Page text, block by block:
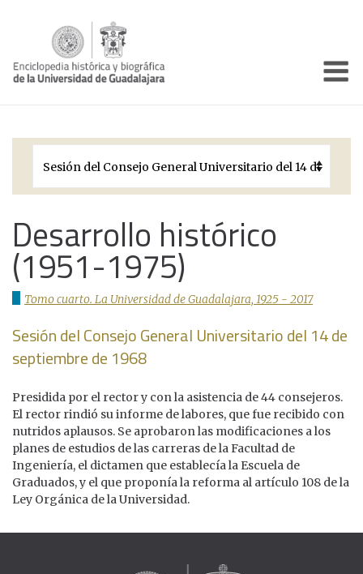
Períodos Históricos
Galería
Documentos institucionales
Desarrollo histórico
(1951-1975)
Tomo cuarto. La Universidad de Guadalajara, 1925 - 2017
Sesión del Consejo General Universitario del 14 de
septiembre de 1968
Presidida por el rector y con la asistencia de 44 consejeros.
El rector rindió su informe de labores, que fue recibido con
nutridos aplausos. Se aprobaron las modificaciones a los
planes de estudios de las carreras de la Facultad de
Ingeniería, el dictamen que establecía la Escuela de
Graduados, y el que proponía la reforma al artículo 108 de la
Ley Orgánica de la Universidad.